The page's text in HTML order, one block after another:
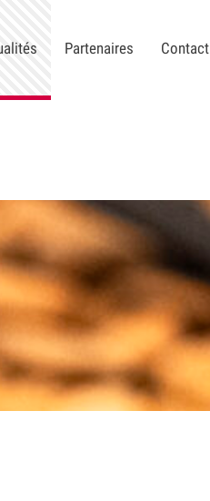
Partenaires Contact